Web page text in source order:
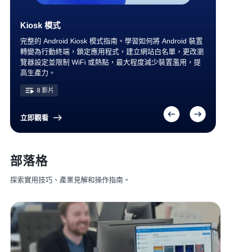
Android MDM
了解更多關於 Android 行動裝置管理的信息，包括 Android
Enterprise、關鍵功能及管理公司裝置的實用技巧。
48 影片
AirDroid Business 教學 - Android MDM
AirDroid Business Android MDM 教學將引導您完成設定過
程，示範如何遠端管理 Android 裝置，並探索各種可用的自
訂選項。透過這個資訊豐富的播放清單提升您的生產力，簡
化您的 Android 裝置管理。
48 影片
AirDroid Business MSP
了解 AirDroid Business MSP 解決方案，取得實用技巧，提
升工作效率與顧客滿意度。
4 影片
Kiosk 模式
完整的 Android Kiosk 模式指南。學習如何將 Android 裝置
轉變為行動終端，鎖定應用程式，建立網站白名單，更改瀏
覽器設定並限制 WiFi 或熱點，最大程度減少裝置濫用，提
高生產力。
8 影片
立即觀看
Android MDM
了解更多關於 Android 行動裝置管理的信息，包括 Android
Enterprise、關鍵功能及管理公司裝置的實用技巧。
48 影片
AirDroid Business 教學 - Android MDM
AirDroid Business Android MDM 教學將引導您完成設定過
程，示範如何遠端管理 Android 裝置，並探索各種可用的自
訂選項。透過這個資訊豐富的播放清單提升您的生產力，簡
化您的 Android 裝置管理。
48 影片
AirDroid Business MSP
了解 AirDroid Business MSP 解決方案，取得實用技巧，提
升工作效率與顧客滿意度。
4 影片
Kiosk 模式
完整的 Android Kiosk 模式指南。學習如何將 Android 裝置
轉變為行動終端，鎖定應用程式，建立網站白名單，更改瀏
覽器設定並限制 WiFi 或熱點，最大程度減少裝置濫用，提
高生產力。
8 影片
Android MDM
了解更多關於 Android 行動裝置管理的信息，包括 Android
Enterprise、關鍵功能及管理公司裝置的實用技巧。
48 影片
AirDroid Business 教學 - Android MDM
AirDroid Business Android MDM 教學將引導您完成設定過
程，示範如何遠端管理 Android 裝置，並探索各種可用的自
訂選項。透過這個資訊豐富的播放清單提升您的生產力，簡
化您的 Android 裝置管理。
48 影片
部落格
探索實用技巧、產業見解和操作指南。